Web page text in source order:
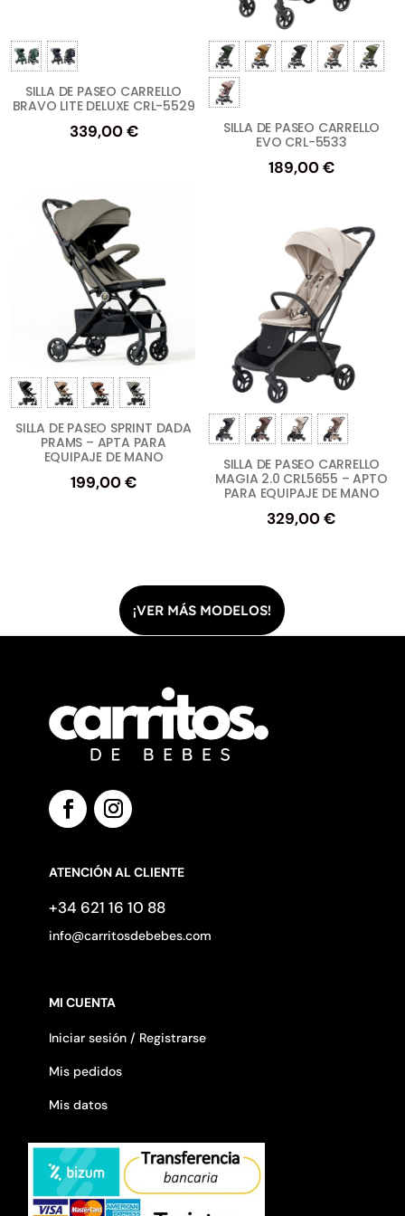
SILLA DE PASEO CARRELLO
BRAVO LITE DELUXE CRL-5529
339,00€
SILLA DE PASEO CARRELLO
EVO CRL-5533
189,00€
SILLA DE PASEO SPRINT DADA
PRAMS – APTA PARA
EQUIPAJE DE MANO
199,00€
SILLA DE PASEO CARRELLO
MAGIA 2.0 CRL5655 – APTO
PARA EQUIPAJE DE MANO
329,00€
¡VER MÁS MODELOS!
ATENCIÓN AL CLIENTE
+34 621 16 10 88
info@carritosdebebes.com
MI CUENTA
Iniciar sesión / Registrarse
Mis pedidos
Mis datos